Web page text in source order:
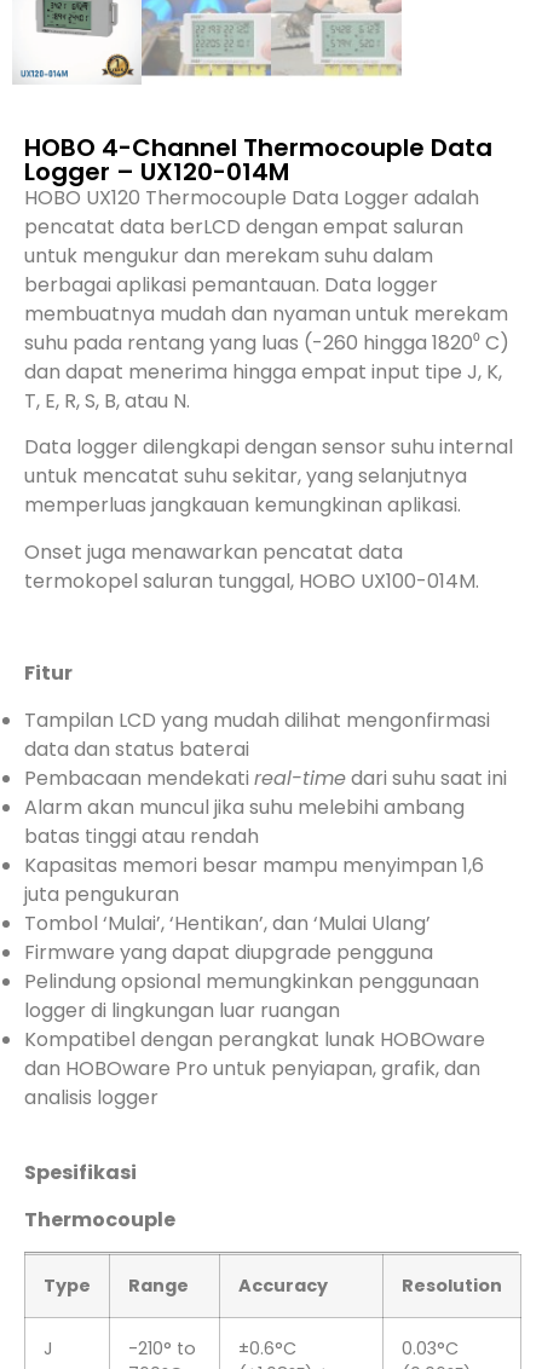
HOBO 4-Channel Thermocouple Data
Logger – UX120-014M
HOBO UX120 Thermocouple Data Logger adalah
pencatat data berLCD dengan empat saluran
untuk mengukur dan merekam suhu dalam
berbagai aplikasi pemantauan. Data logger
membuatnya mudah dan nyaman untuk merekam
suhu pada rentang yang luas (-260 hingga 1820⁰ C)
dan dapat menerima hingga empat input tipe J, K,
T, E, R, S, B, atau N.
Data logger dilengkapi dengan sensor suhu internal
untuk mencatat suhu sekitar, yang selanjutnya
memperluas jangkauan kemungkinan aplikasi.
Onset juga menawarkan pencatat data
termokopel saluran tunggal, HOBO UX100-014M.
Fitur
Tampilan LCD yang mudah dilihat mengonfirmasi
data dan status baterai
Pembacaan mendekati real-timedari suhu saat ini
Alarm akan muncul jika suhu melebihi ambang
batas tinggi atau rendah
Kapasitas memori besar mampu menyimpan 1,6
juta pengukuran
Tombol ‘Mulai’, ‘Hentikan’, dan ‘Mulai Ulang’
Firmware yang dapat diupgrade pengguna
Pelindung opsional memungkinkan penggunaan
logger di lingkungan luar ruangan
Kompatibel dengan perangkat lunak HOBOware
dan HOBOware Pro untuk penyiapan, grafik, dan
analisis logger
Spesifikasi
Thermocouple
Type Range Accuracy Resolution
J
-210° to
±0.6°C
0.03°C